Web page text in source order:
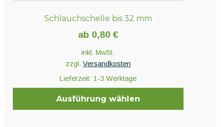
Schlauchschelle bis 32 mm
ab 0,80 €
inkl. MwSt.
zzgl. Versandkosten
Lieferzeit: 1-3 Werktage
Ausführung wählen